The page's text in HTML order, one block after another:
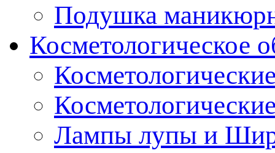
Подушка
Косметологическое
Лампы лупы и